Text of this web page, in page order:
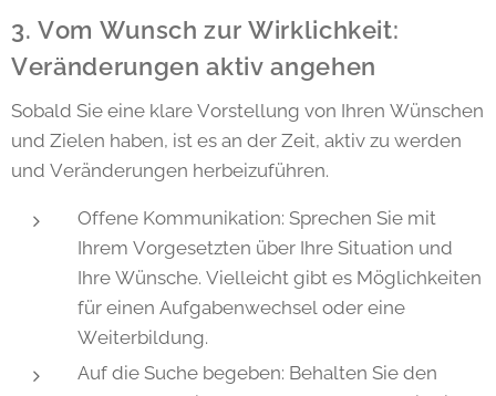
3. Vom Wunsch zur Wirklichkeit:
Veränderungen aktiv angehen
Sobald Sie eine klare Vorstellung von Ihren Wünschen
und Zielen haben, ist es an der Zeit, aktiv zu werden
und Veränderungen herbeizuführen.
Offene Kommunikation: Sprechen Sie mit
Ihrem Vorgesetzten über Ihre Situation und
Ihre Wünsche. Vielleicht gibt es Möglichkeiten
für einen Aufgabenwechsel oder eine
Weiterbildung.
Auf die Suche begeben: Behalten Sie den